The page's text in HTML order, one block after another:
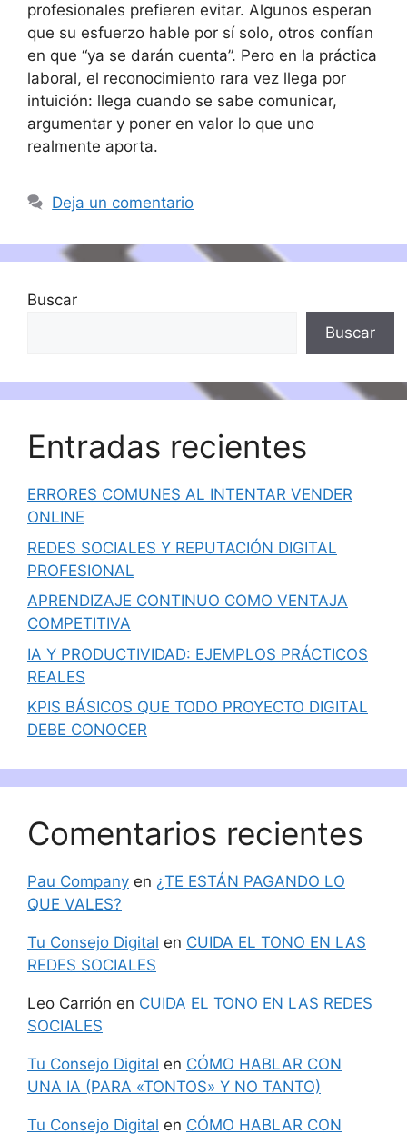
profesionales prefieren evitar. Algunos esperan
que su esfuerzo hable por sí solo, otros confían
en que “ya se darán cuenta”. Pero en la práctica
laboral, el reconocimiento rara vez llega por
intuición: llega cuando se sabe comunicar,
argumentar y poner en valor lo que uno
realmente aporta.
Deja un comentario
Buscar
Buscar
Entradas recientes
ERRORES COMUNES AL INTENTAR VENDER
ONLINE
REDES SOCIALES Y REPUTACIÓN DIGITAL
PROFESIONAL
APRENDIZAJE CONTINUO COMO VENTAJA
COMPETITIVA
IA Y PRODUCTIVIDAD: EJEMPLOS PRÁCTICOS
REALES
KPIS BÁSICOS QUE TODO PROYECTO DIGITAL
DEBE CONOCER
Comentarios recientes
Pau Company en ¿TE ESTÁN PAGANDO LO
QUE VALES?
Tu Consejo Digital en CUIDA EL TONO EN LAS
REDES SOCIALES
Leo Carrión en CUIDA EL TONO EN LAS REDES
SOCIALES
Tu Consejo Digital en CÓMO HABLAR CON
UNA IA (PARA «TONTOS» Y NO TANTO)
Tu Consejo Digital en CÓMO HABLAR CON